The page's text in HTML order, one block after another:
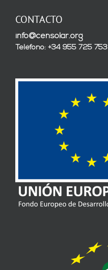
CONTACTO
info@censolar.org
Teléfono: +34 955 725 753